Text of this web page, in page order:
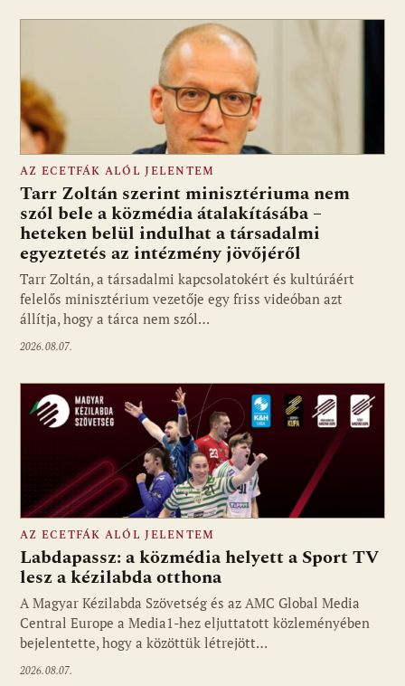
Fotó: media1.hu
AZ ECETFÁK ALÓL JELENTEM
Tarr Zoltán szerint minisztériuma nem
szól bele a közmédia átalakításába –
heteken belül indulhat a társadalmi
egyeztetés az intézmény jövőjéről
Tarr Zoltán, a társadalmi kapcsolatokért és kultúráért
felelős minisztérium vezetője egy friss videóban azt
állítja, hogy a tárca nem szól…
2026.08.07.
Fotó: media1.hu
AZ ECETFÁK ALÓL JELENTEM
Labdapassz: a közmédia helyett a Sport TV
lesz a kézilabda otthona
A Magyar Kézilabda Szövetség és az AMC Global Media
Central Europe a Media1-hez eljuttatott közleményében
bejelentette, hogy a közöttük létrejött…
2026.08.07.